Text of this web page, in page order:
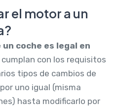
el motor a un
coche es legal en
con los requisitos
tipos de cambios de
uno igual (misma
hasta modificarlo por